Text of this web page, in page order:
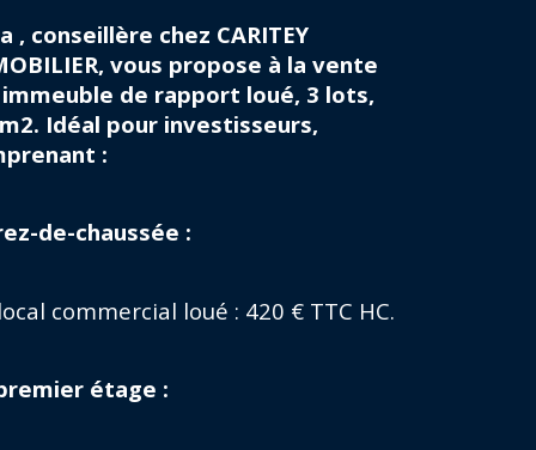
Valeurs
de chauffage
, conseillère chez CARITEY
vous propose à la vente
de rapport loué, 3 lots,
Idéal pour investisseurs,
:
de-chaussée :
commercial loué : 420 € TTC HC.
étage :